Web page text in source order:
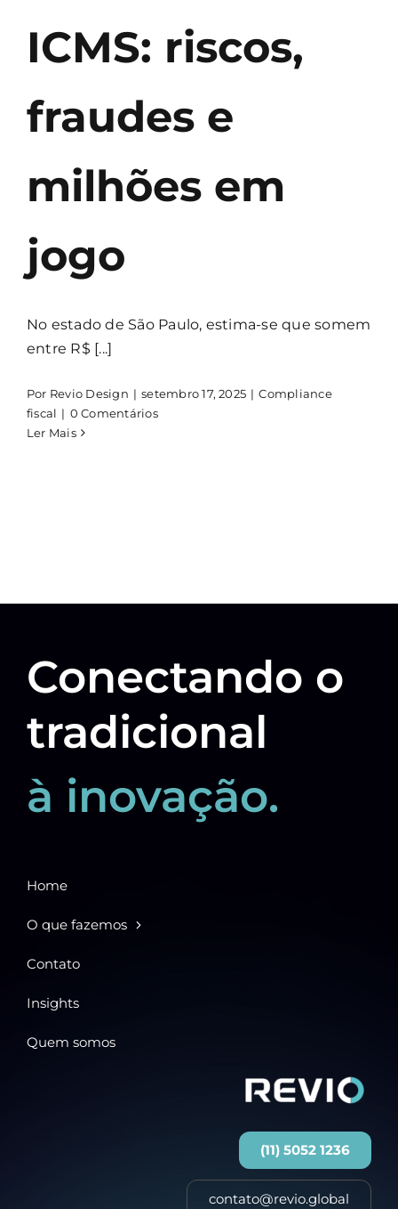
ICMS: riscos,
fraudes e
milhões em
jogo
No estado de São Paulo, estima-se que somem
entre R$ [...]
Por Revio Design | setembro 17, 2025 | Compliance
fiscal | 0 Comentários
Ler Mais
Conectando o
tradicional
à inovação.
Home
O que fazemos
Contato
Insights
Quem somos
(11) 5052 1236
contato@revio.global